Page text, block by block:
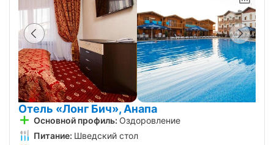
Отель «Лонг Бич», Анапа
Основной профиль: Оздоровление
Питание: Шведский стол